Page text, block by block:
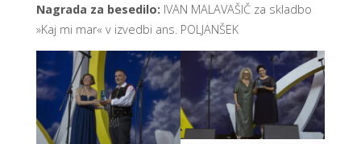
Nagrada za besedilo: IVAN MALAVAŠIČ za skladbo
»Kaj mi mar« v izvedbi ans. POLJANŠEK